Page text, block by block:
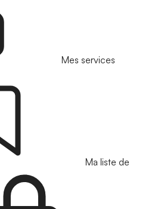
Mes services
Ma liste de